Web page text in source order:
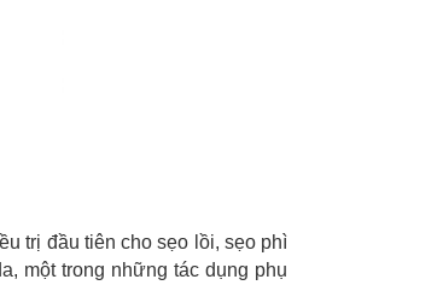
trị đầu tiên cho sẹo lồi, sẹo phì
một trong những tác dụng phụ